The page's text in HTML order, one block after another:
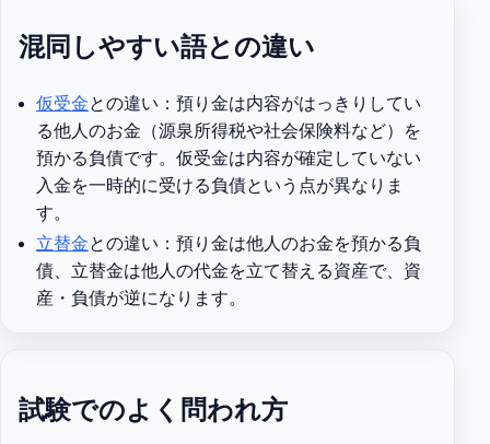
混同しやすい語との違い
仮受金との違い：預り金は内容がはっきりしてい
る他人のお金（源泉所得税や社会保険料など）を
預かる負債です。仮受金は内容が確定していない
入金を一時的に受ける負債という点が異なりま
す。
立替金との違い：預り金は他人のお金を預かる負
債、立替金は他人の代金を立て替える資産で、資
産・負債が逆になります。
試験でのよく問われ方